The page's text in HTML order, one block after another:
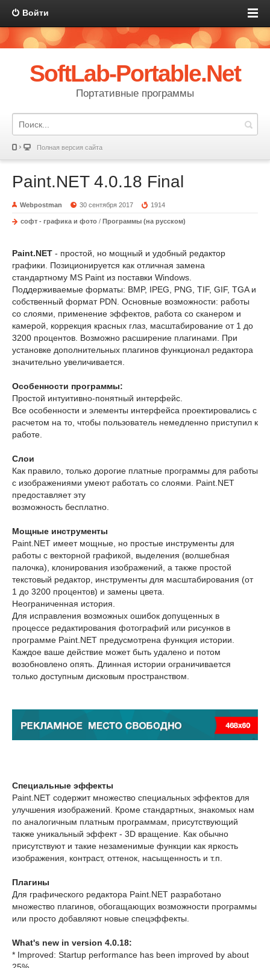
Войти
SoftLab-Portable.Net
Портативные программы
Полная версия сайта
Paint.NET 4.0.18 Final
Webpostman 30 сентября 2017 1914
софт - графика и фото / Программы (на русском)
Paint.NET - простой, но мощный и удобный редактор
графики. Позиционируется как отличная замена
стандартному MS Paint из поставки Windows.
Поддерживаемые форматы: BMP, IPEG, PNG, TIF, GIF, TGA и
собственный формат PDN. Основные возможности: работы
со слоями, применение эффектов, работа со сканером и
камерой, коррекция красных глаз, масштабирование от 1 до
3200 процентов. Возможно расширение плагинами. При
установке дополнительных плагинов функционал редактора
значительно увеличивается.
Особенности программы:
Простой интуитивно-понятный интерфейс.
Все особенности и элементы интерфейса проектировались с
расчетом на то, чтобы пользователь немедленно приступил к
работе.
Слои
Как правило, только дорогие платные программы для работы
с изображениями умеют работать со слоями. Paint.NET
предоставляет эту
возможность бесплатно.
Мощные инструменты
Paint.NET имеет мощные, но простые инструменты для
работы с векторной графикой, выделения (волшебная
палочка), клонирования изображений, а также простой
текстовый редактор, инструменты для масштабирования (от
1 до 3200 процентов) и замены цвета.
Неограниченная история.
Для исправления возможных ошибок допущенных в
процессе редактирования фотографий или рисунков в
программе Paint.NET предусмотрена функция истории.
Каждое ваше действие может быть удалено и потом
возобновлено опять. Длинная истории ограничивается
только доступным дисковым пространством.
Специальные эффекты
Paint.NET содержит множество специальных эффектов для
улучшения изображений. Кроме стандартных, знакомых нам
по аналогичным платным программам, присутствующий
также уникальный эффект - 3D вращение. Как обычно
присутствуют и такие незаменимые функции как яркость
изображения, контраст, оттенок, насыщенность и т.п.
Плагины
Для графического редактора Paint.NET разработано
множество плагинов, обогащающих возможности программы
или просто добавляют новые спецэффекты.
What's new in version 4.0.18:
* Improved: Startup performance has been improved by about